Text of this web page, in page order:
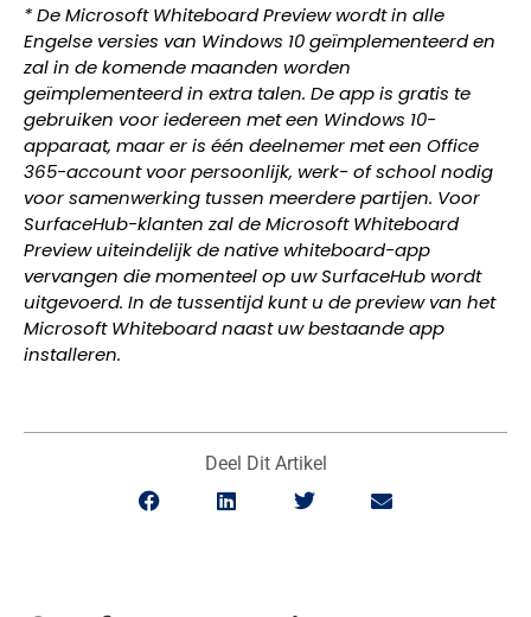
* De Microsoft Whiteboard Preview wordt in alle
Engelse versies van Windows 10 geïmplementeerd en
zal in de komende maanden worden
geïmplementeerd in extra talen. De app is gratis te
gebruiken voor iedereen met een Windows 10-
apparaat, maar er is één deelnemer met een Office
365-account voor persoonlijk, werk- of school nodig
voor samenwerking tussen meerdere partijen. Voor
SurfaceHub-klanten zal de Microsoft Whiteboard
Preview uiteindelijk de native whiteboard-app
vervangen die momenteel op uw SurfaceHub wordt
uitgevoerd. In de tussentijd kunt u de preview van het
Microsoft Whiteboard naast uw bestaande app
installeren.
Deel Dit Artikel